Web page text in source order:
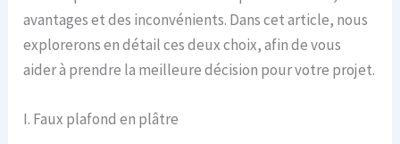
avantages et des inconvénients. Dans cet article, nous
explorerons en détail ces deux choix, afin de vous
aider à prendre la meilleure décision pour votre projet.
I. Faux plafond en plâtre